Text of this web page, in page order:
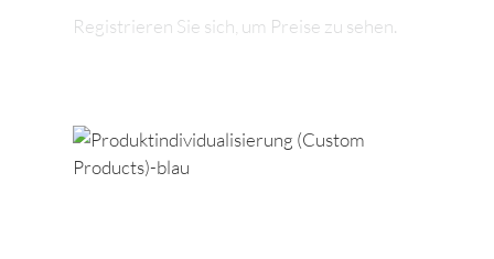
Registrieren Sie sich, um Preise zu sehen.